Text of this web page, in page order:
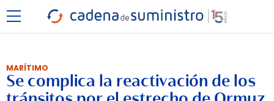
MARÍTIMO
Se complica la reactivación de los